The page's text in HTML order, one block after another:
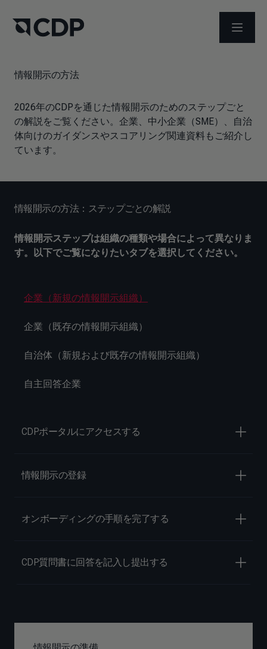
メニュ
情報開示の方法
2026年のCDPを通じた情報開示のためのステップごと
の解説をご覧ください。企業、中小企業（SME）、自治
体向けのガイダンスやスコアリング関連資料もご紹介し
ています。
情報開示の方法：ステップごとの解説
情報開示ステップは組織の種類や場合によって異なりま
す。以下でご覧になりたいタブを選択してください。
企業（新規の情報開示組織）
企業（既存の情報開示組織）
自治体（新規および既存の情報開示組織）
自主回答企業
CDPポータルにアクセスする
情報開示の登録
オンボーディングの手順を完了する
CDP質問書に回答を記入し提出する